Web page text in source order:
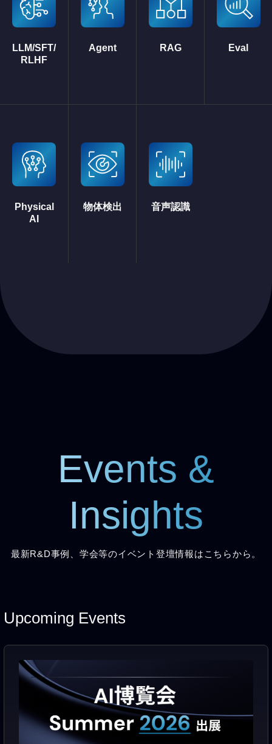
LLM/SFT/
RLHF
Agent RAG Eval
Physical
AI
物体検出 音声認識
Events &
Insights
最新R&D事例、学会等のイベント登壇情報はこちらから。
Upcoming Events